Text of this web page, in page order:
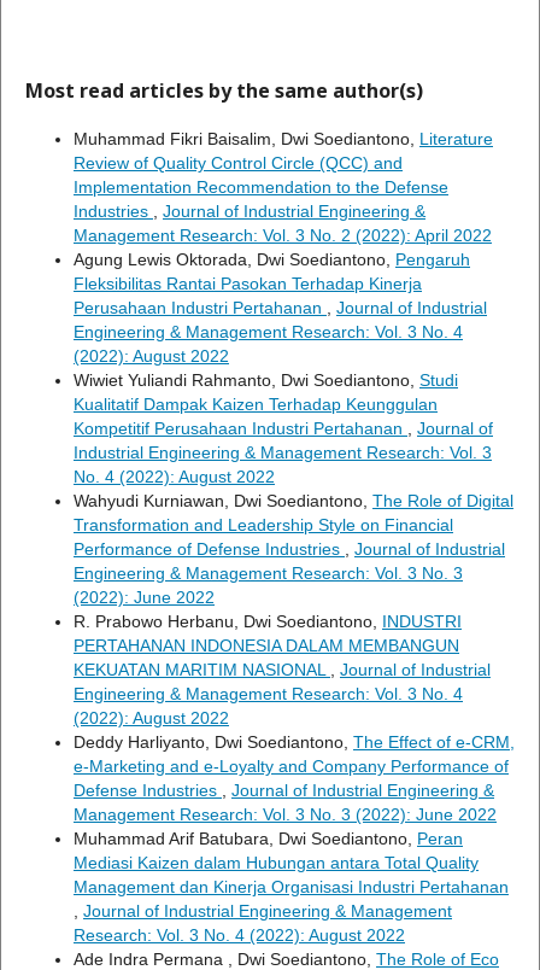
Most read articles by the same author(s)
Muhammad Fikri Baisalim, Dwi Soediantono, Literature
Review of Quality Control Circle (QCC) and
Implementation Recommendation to the Defense
Industries
Journal of Industrial Engineering &
Management Research: Vol. 3 No. 2 (2022): April 2022
Agung Lewis Oktorada, Dwi Soediantono, Pengaruh
Fleksibilitas Rantai Pasokan Terhadap Kinerja
Perusahaan Industri Pertahanan
Journal of Industrial
Engineering & Management Research: Vol. 3 No. 4
(2022): August 2022
Wiwiet Yuliandi Rahmanto, Dwi Soediantono, Studi
Kualitatif Dampak Kaizen Terhadap Keunggulan
Kompetitif Perusahaan Industri Pertahanan
Journal of
Industrial Engineering & Management Research: Vol. 3
No. 4 (2022): August 2022
Wahyudi Kurniawan, Dwi Soediantono, The Role of Digital
Transformation and Leadership Style on Financial
Performance of Defense Industries
Journal of Industrial
Engineering & Management Research: Vol. 3 No. 3
(2022): June 2022
R. Prabowo Herbanu, Dwi Soediantono, INDUSTRI
PERTAHANAN INDONESIA DALAM MEMBANGUN
KEKUATAN MARITIM NASIONAL
Journal of Industrial
Engineering & Management Research: Vol. 3 No. 4
(2022): August 2022
Deddy Harliyanto, Dwi Soediantono, The Effect of e-CRM,
e-Marketing and e-Loyalty and Company Performance of
Defense Industries
Journal of Industrial Engineering &
Management Research: Vol. 3 No. 3 (2022): June 2022
Muhammad Arif Batubara, Dwi Soediantono, Peran
Mediasi Kaizen dalam Hubungan antara Total Quality
Management dan Kinerja Organisasi Industri Pertahanan
Journal of Industrial Engineering & Management
Research: Vol. 3 No. 4 (2022): August 2022
Ade Indra Permana , Dwi Soediantono, The Role of Eco